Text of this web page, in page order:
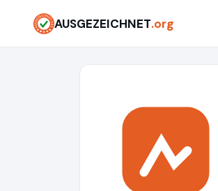
AUSGEZEICHNET.org